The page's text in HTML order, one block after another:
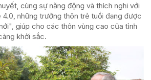
cùng sự năng động và thích nghi với
4.0, những trưởng thôn trẻ tuổi đang được
giúp cho các thôn vùng cao của tỉnh
khởi sắc.